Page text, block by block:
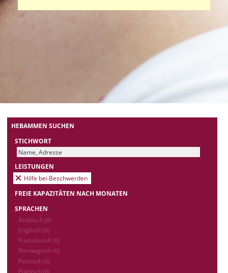
HEBAMMEN SUCHEN
STICHWORT
LEISTUNGEN
Hilfe bei Beschwerden
FREIE KAPAZITÄTEN NACH MONATEN
SPRACHEN
Arabisch (0)
Englisch (0)
Französisch (0)
Norwegisch (0)
Persisch (0)
Polnisch (0)